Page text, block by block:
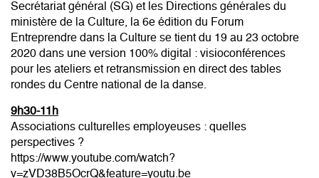
Secrétariat général (SG) et les Directions générales du
ministère de la Culture, la 6e édition du Forum
Entreprendre dans la Culture se tient du 19 au 23 octobre
2020 dans une version 100% digital : visioconférences
pour les ateliers et retransmission en direct des tables
rondes du Centre national de la danse.
9h30-11h
Associations culturelles employeuses : quelles
perspectives ?
https://www.youtube.com/watch?
v=zVD38B5OcrQ&feature=youtu.be